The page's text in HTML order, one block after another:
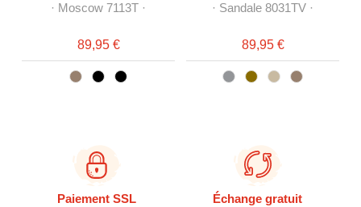
· Moscow 7113T ·
89,95 €
· Sandale 8031TV ·
89,95 €
Paiement SSL
Échange gratuit